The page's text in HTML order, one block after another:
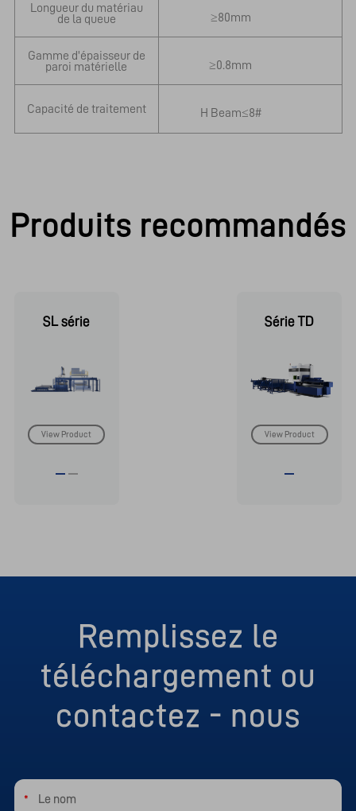
Longueur du matériau
de la queue
Gamme d'épaisseur de
paroi matérielle
Capacité de traitement
≥80mm
≥0.8mm
H Beam≤8#
Produits recommandés
SL série
View Product
Série TD
View Product
Remplissez le
téléchargement ou
contactez - nous
*